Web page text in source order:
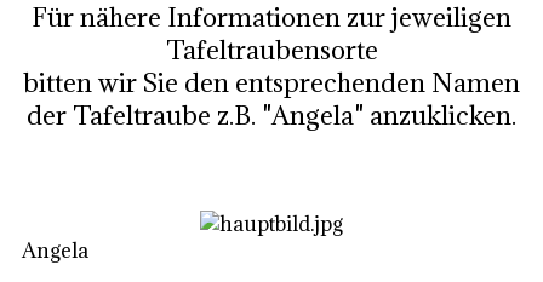
Für nähere Informationen zur jeweiligen
Tafeltraubensorte
bitten wir Sie den entsprechenden Namen
der Tafeltraube z.B. "Angela" anzuklicken.
Angela